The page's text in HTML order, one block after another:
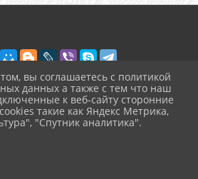
данных
вы соглашаетесь с политикой
данных а также с тем что наш
к веб-сайту сторонние
такие как Яндекс Метрика,
"Спутник аналитика".